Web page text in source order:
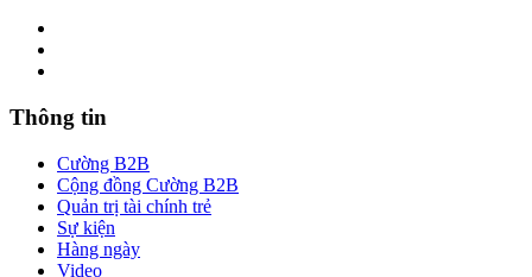
Thông tin
Cường B2B
Cộng đồng Cường B2B
Quản trị tài chính trẻ
Sự kiện
Hàng ngày
Video